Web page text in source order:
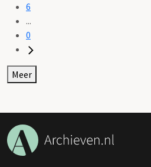
6
...
0
Meer